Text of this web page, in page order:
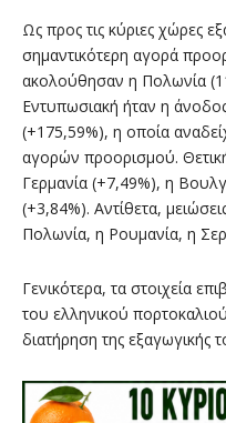
Ως προς τις κύριες χώρες
σημαντικότερη αγορά
ακολούθησαν η Πολωνία
Εντυπωσιακή ήταν η
(+175,59%), η οποία
αγορών προορισμού.
Γερμανία (+7,49%), η
(+3,84%). Αντίθετα,
Πολωνία, η Ρουμανία, η
Γενικότερα, τα στοιχεία
του ελληνικού πορτοκαλιού
διατήρηση της εξαγωγικής